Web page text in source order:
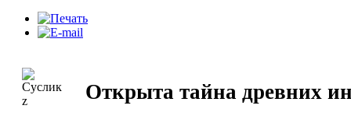
Открыта тайна древних